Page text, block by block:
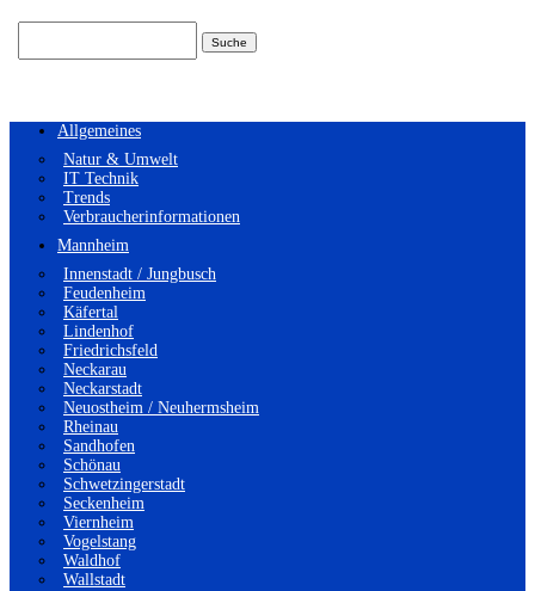
Allgemeines
Natur & Umwelt
IT Technik
Trends
Verbraucherinformationen
Mannheim
Innenstadt / Jungbusch
Feudenheim
Käfertal
Lindenhof
Friedrichsfeld
Neckarau
Neckarstadt
Neuostheim / Neuhermsheim
Rheinau
Sandhofen
Schönau
Schwetzingerstadt
Seckenheim
Viernheim
Vogelstang
Waldhof
Wallstadt